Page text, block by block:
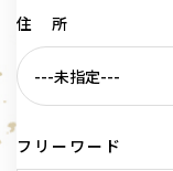
住 所
フリーワード